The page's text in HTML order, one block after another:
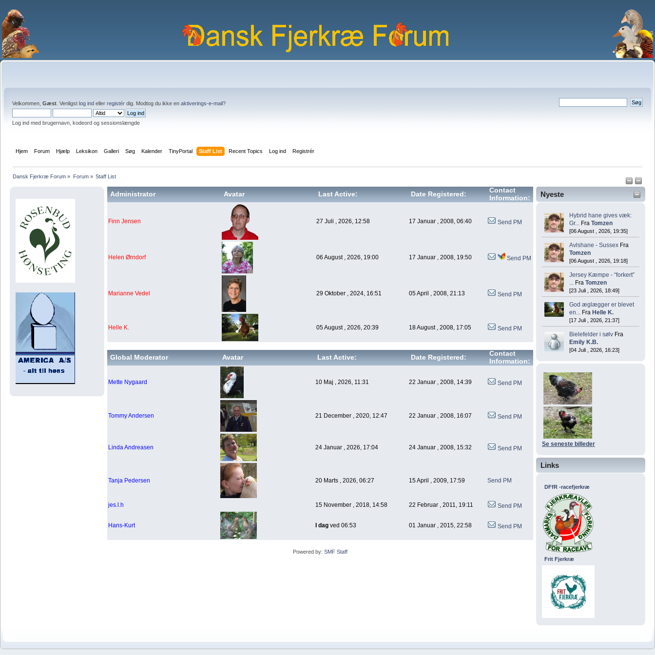
Velkommen, Gæst . Venligst log ind eller registér dig. Modtog du ikke en aktiverings-e-mail?
Log ind med brugernavn, kodeord og sessionslængde
Hjem Forum Hjælp Leksikon Galleri Søg Kalender TinyPortal Staff List Recent Topics Log ind Registrér
Dansk Fjerkræ Forum » Forum» Staff List
Nyeste
Hybrid hane gives væk:
Gr... Fra Tomzen
[06 August , 2026, 19:35]
Avlshane - Sussex Fra
Tomzen
[06 August , 2026, 19:18]
Jersey Kæmpe - “forkert”
... Fra Tomzen
[23 Juli , 2026, 18:49]
God æglægger er blevet
en... Fra Helle K.
[17 Juli , 2026, 21:37]
Bielefelder i sølv Fra
Emily K.B.
[04 Juli , 2026, 16:23]
Se seneste billeder
Links
DFfR -racefjerkræ
Frit Fjerkræ
Administrator Avatar Last Active: Date Registered:
Contact
Information:
Finn Jensen 27 Juli , 2026, 12:58 17 Januar , 2008, 06:40 Send PM
Helen Ørndorf 06 August , 2026, 19:00 17 Januar , 2008, 19:50 Send PM
Marianne Vedel 29 Oktober , 2024, 16:51 05 April , 2008, 21:13 Send PM
Helle K. 05 August , 2026, 20:39 18 August , 2008, 17:05 Send PM
Global Moderator Avatar Last Active: Date Registered:
Contact
Information:
Mette Nygaard 10 Maj , 2026, 11:31 22 Januar , 2008, 14:39 Send PM
Tommy Andersen 21 December , 2020, 12:47 22 Januar , 2008, 16:07 Send PM
Linda Andreasen 24 Januar , 2026, 17:04 24 Januar , 2008, 15:32 Send PM
Tanja Pedersen 20 Marts , 2026, 06:27 15 April , 2009, 17:59 Send PM
jes.l.h 15 November , 2018, 14:58 22 Februar , 2011, 19:11 Send PM
Hans-Kurt I dag ved 06:53 01 Januar , 2015, 22:58 Send PM
Powered by: SMF Staff